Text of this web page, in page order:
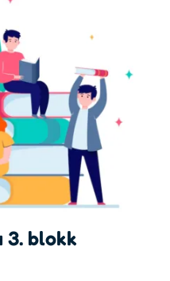
3. blokk